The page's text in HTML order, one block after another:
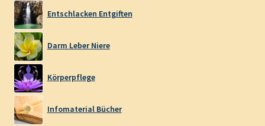
Entschlacken Entgiften
Darm Leber Niere
Körperpflege
Infomaterial Bücher